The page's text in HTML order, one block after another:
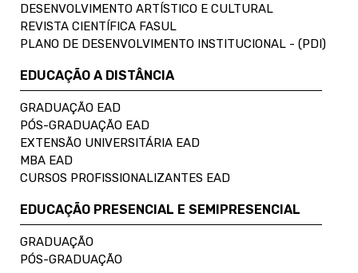
DESENVOLVIMENTO ARTÍSTICO E CULTURAL
REVISTA CIENTÍFICA FASUL
PLANO DE DESENVOLVIMENTO INSTITUCIONAL - (PDI)
EDUCAÇÃO A DISTÂNCIA
GRADUAÇÃO EAD
PÓS-GRADUAÇÃO EAD
EXTENSÃO UNIVERSITÁRIA EAD
MBA EAD
CURSOS PROFISSIONALIZANTES EAD
EDUCAÇÃO PRESENCIAL E SEMIPRESENCIAL
GRADUAÇÃO
PÓS-GRADUAÇÃO